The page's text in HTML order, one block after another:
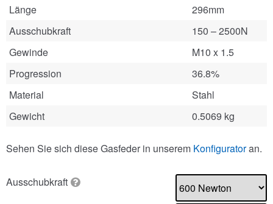
Länge
296mm
Ausschubkraft
150 – 2500N
Gewinde
M10 x 1.5
Progression
36.8%
Material
Stahl
Gewicht
0.5069 kg
Sehen Sie sich diese Gasfeder in unserem Konfiguratoran.
Ausschubkraft